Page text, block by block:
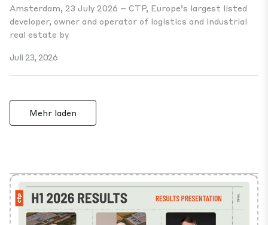
Amsterdam, 23 July 2026 – CTP, Europe’s largest listed
developer, owner and operator of logistics and industrial
real estate by
Juli 23, 2026
Mehr laden